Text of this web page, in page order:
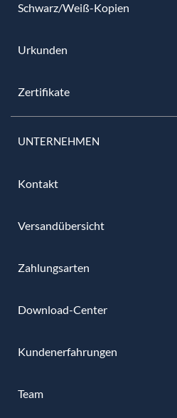
Schwarz/Weiß-Kopien
Urkunden
Zertifikate
UNTERNEHMEN
Kontakt
Versandübersicht
Zahlungsarten
Download-Center
Kundenerfahrungen
Team